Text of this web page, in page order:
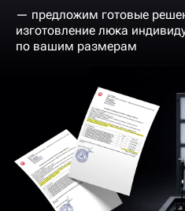
— предложим готовые
изготовление люка
по вашим размерам